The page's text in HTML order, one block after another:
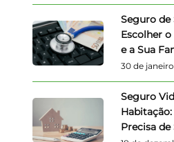
Seguro de
Escolher
e a Sua
30 de
Seguro
Precisa de